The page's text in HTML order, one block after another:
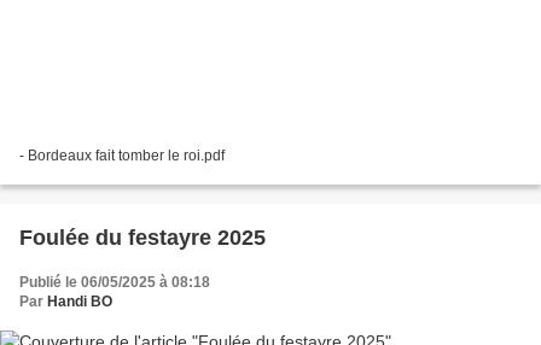
- Bordeaux fait tomber le roi.pdf
Foulée du festayre 2025
Publié le 06/05/2025 à 08:18
Par Handi BO